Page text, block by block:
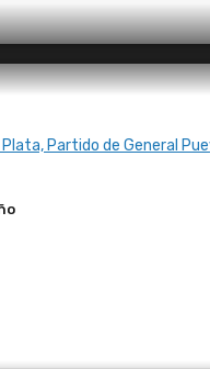
Plata, Partido de General